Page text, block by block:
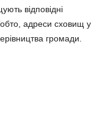
відповідні
адреси сховищ у
громади.